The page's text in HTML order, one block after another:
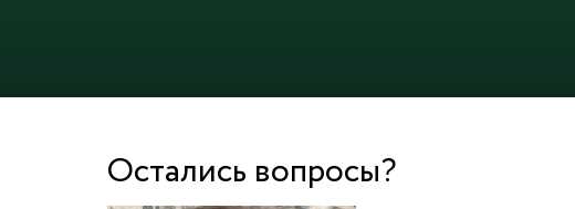
Остались вопросы?